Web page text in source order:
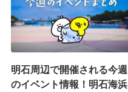
明石周辺で開催される今週
のイベント情報！明石海浜